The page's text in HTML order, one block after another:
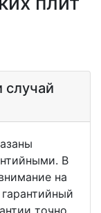
случай
В
на